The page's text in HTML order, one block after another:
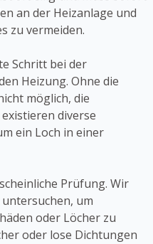
an der Heizanlage und
zu vermeiden.
Schritt bei der
Heizung. Ohne die
möglich, die
diverse
ein Loch in einer
Prüfung. Wir
um
oder Löcher zu
oder lose Dichtungen